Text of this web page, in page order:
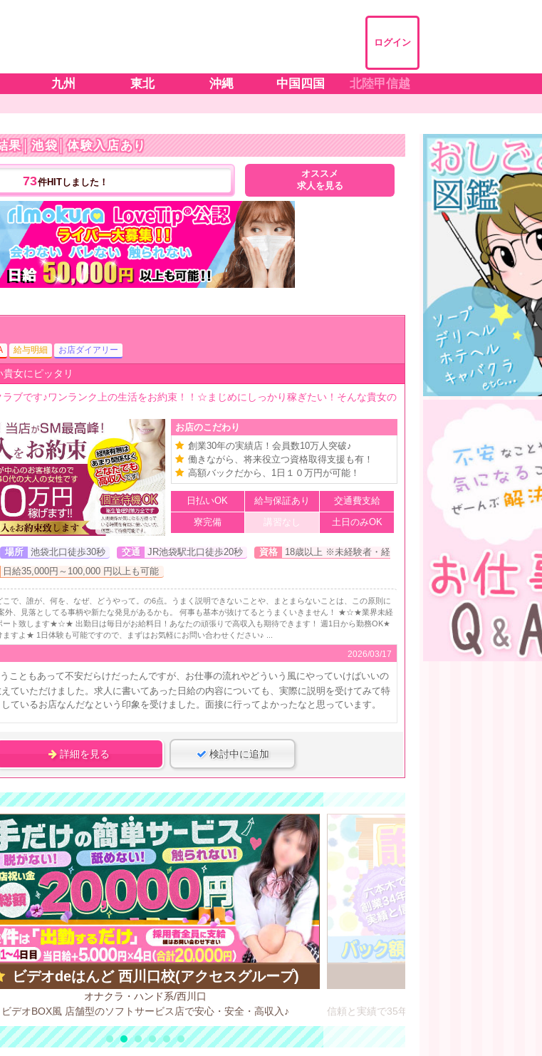
ログイン
九州 東北 沖縄 中国四国 北陸甲信越
果│池袋│体験入店あり
73件HITしました！
オススメ
求人を見る
給与明細 お店ダイアリー
女にピッタリ
ブです♪ワンランク上の生活をお約束！！☆まじめにしっかり稼ぎたい！そんな貴女の
お店のこだわり
創業30年の実績店！会員数10万人突破♪
働きながら、将来役立つ資格取得支援も有！
高額バックだから、1日１０万円が可能！
日払いOK 給与保証あり 交通費支給
寮完備 講習なし 土日のみOK
場所 池袋北口徒歩30秒 交通 JR池袋駅北口徒歩20秒 資格
18歳以上 ※未経験者・経
日給35,000円～100,000 円以上も可能
こで、誰が、何を、なぜ、どうやって。の6点。うまく説明できないことや、まとまらないことは、この原則に
外、見落としてる事柄や新たな発見があるかも。 何事も基本が抜けてるとうまくいきません！ ★☆★業界未経
ート致します★☆★ 出勤日は毎日がお給料日！あなたの頑張りで高収入も期待できます！ 週1日から勤務OK★
すよ★ 1日体験も可能ですので、まずはお気軽にお問い合わせください♪ ...
2026/03/17
こともあって不安だらけだったんですが、お仕事の流れやどういう風にやっていけばいいの
ていただけました。求人に書いてあった日給の内容についても、実際に説明を受けてみて特
ているお店なんだなという印象を受けました。面接に行ってよかったなと思っています。
詳細を見る 検討中に追加
ビデオdeはんど 西川口校(アクセスグループ)
オナクラ・ハンド系/西川口
ビデオBOX風 店舗型のソフトサービス店で安心・安全・高収入♪